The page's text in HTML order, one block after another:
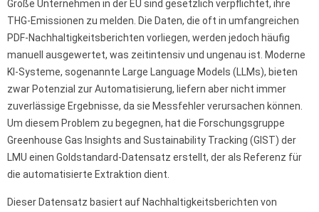
Große Unternehmen in der EU sind gesetzlich verpflichtet, ihre
THG-Emissionen zu melden. Die Daten, die oft in umfangreichen
PDF-Nachhaltigkeitsberichten vorliegen, werden jedoch häufig
manuell ausgewertet, was zeitintensiv und ungenau ist. Moderne
KI-Systeme, sogenannte Large Language Models (LLMs), bieten
zwar Potenzial zur Automatisierung, liefern aber nicht immer
zuverlässige Ergebnisse, da sie Messfehler verursachen können.
Um diesem Problem zu begegnen, hat die Forschungsgruppe
Greenhouse Gas Insights and Sustainability Tracking (GIST) der
LMU einen Goldstandard-Datensatz erstellt, der als Referenz für
die automatisierte Extraktion dient.
Dieser Datensatz basiert auf Nachhaltigkeitsberichten von